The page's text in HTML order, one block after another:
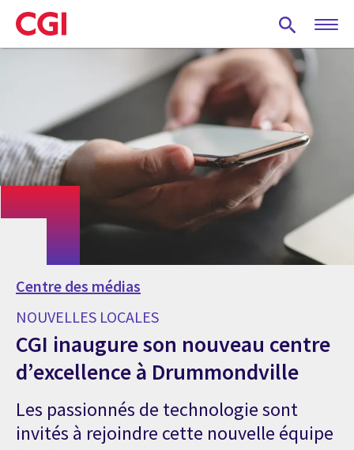
Skip
to
main
Centre des médias
NOUVELLES LOCALES
CGI inaugure son nouveau centre
d’excellence à Drummondville
Les passionnés de technologie sont
invités à rejoindre cette nouvelle équipe